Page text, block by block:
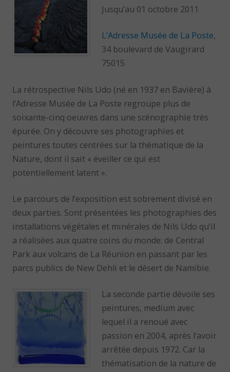
Jusqu’au 01 octobre 2011
L’Adresse Musée de La Poste,
34 boulevard de Vaugirard
75015
La rétrospective Nils Udo (né en 1937 en Bavière) à
l’Adresse Musée de La Poste regroupe plus de
soixante-cinq oeuvres dans une scénographie très
épurée. On y découvre ses photographies et
peintures toutes centrées sur la thématique de la
Nature, dont il sait « éveiller ce qui est
potentiellement latent ».
Le parcours de l’exposition est sobrement divisé en
deux parties. Sont présentées les photographies des
installations végétales et minérales de Nils Udo qu’il
a réalisées aux quatre coins du monde: de Central
Park aux volcans de La Réunion en passant par les
parcs publics de New Dehli et le désert de Namibie.
La seconde partie dévoile ses
peintures, medium avec
lequel il a renoué avec
passion en 2004, après l’avoir
arrêtée depuis 1972. Car la
thématisation de la nature de